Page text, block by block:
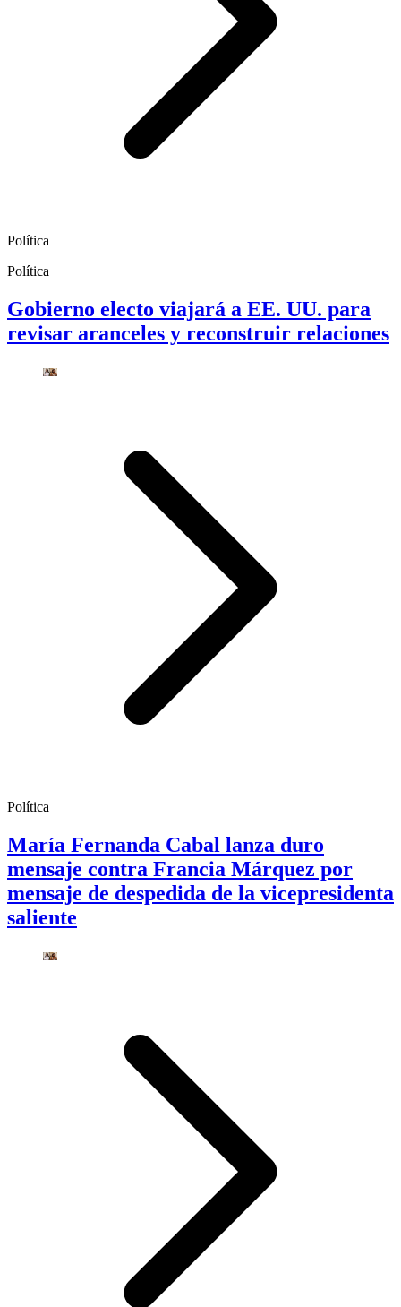
Política
Política
Gobierno electo viajará a EE. UU. para
revisar aranceles y reconstruir relaciones
Política
María Fernanda Cabal lanza duro
mensaje contra Francia Márquez por
mensaje de despedida de la vicepresidenta
saliente